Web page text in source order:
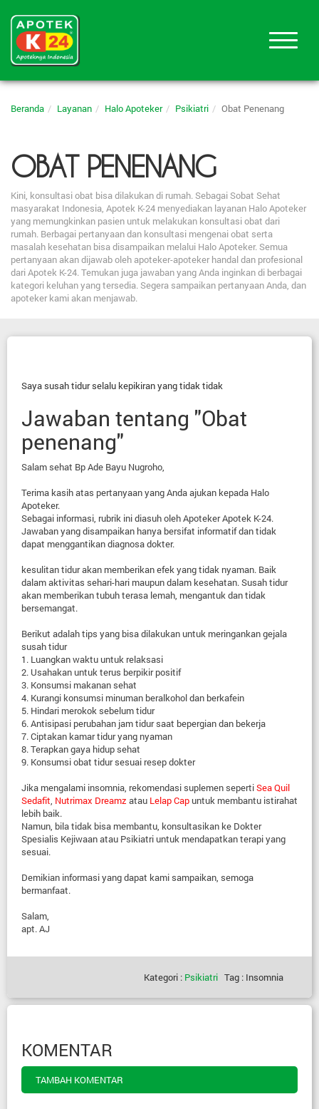
Beranda Layanan Halo Apoteker Psikiatri Obat Penenang
OBAT PENENANG
Kini, konsultasi obat bisa dilakukan di rumah. Sebagai Sobat Sehat
masyarakat Indonesia, Apotek K-24 menyediakan layanan Halo Apoteker
yang memungkinkan pasien untuk melakukan konsultasi obat dari
rumah. Berbagai pertanyaan dan konsultasi mengenai obat serta
masalah kesehatan bisa disampaikan melalui Halo Apoteker. Semua
pertanyaan akan dijawab oleh apoteker-apoteker handal dan profesional
dari Apotek K-24. Temukan juga jawaban yang Anda inginkan di berbagai
kategori keluhan yang tersedia. Segera sampaikan pertanyaan Anda, dan
apoteker kami akan menjawab.
Saya susah tidur selalu kepikiran yang tidak tidak
Jawaban tentang "Obat
penenang"
Salam sehat Bp Ade Bayu Nugroho,
Terima kasih atas pertanyaan yang Anda ajukan kepada Halo
Apoteker.
Sebagai informasi, rubrik ini diasuh oleh Apoteker Apotek K-24.
Jawaban yang disampaikan hanya bersifat informatif dan tidak
dapat menggantikan diagnosa dokter.
kesulitan tidur akan memberikan efek yang tidak nyaman. Baik
dalam aktivitas sehari-hari maupun dalam kesehatan. Susah tidur
akan memberikan tubuh terasa lemah, mengantuk dan tidak
bersemangat.
Berikut adalah tips yang bisa dilakukan untuk meringankan gejala
susah tidur
1. Luangkan waktu untuk relaksasi
2. Usahakan untuk terus berpikir positif
3. Konsumsi makanan sehat
4. Kurangi konsumsi minuman beralkohol dan berkafein
5. Hindari merokok sebelum tidur
6. Antisipasi perubahan jam tidur saat bepergian dan bekerja
7. Ciptakan kamar tidur yang nyaman
8. Terapkan gaya hidup sehat
9. Konsumsi obat tidur sesuai resep dokter
Jika mengalami insomnia, rekomendasi suplemen sepertiSea Quil
Sedafit, Nutrimax Dreamz atau Lelap Capuntuk membantu istirahat
lebih baik.
Namun, bila tidak bisa membantu, konsultasikan ke Dokter
Spesialis Kejiwaan atau Psikiatri untuk mendapatkan terapi yang
sesuai.
Demikian informasi yang dapat kami sampaikan, semoga
bermanfaat.
Salam,
apt. AJ
Kategori : Psikiatri Tag : Insomnia
KOMENTAR
TAMBAH KOMENTAR